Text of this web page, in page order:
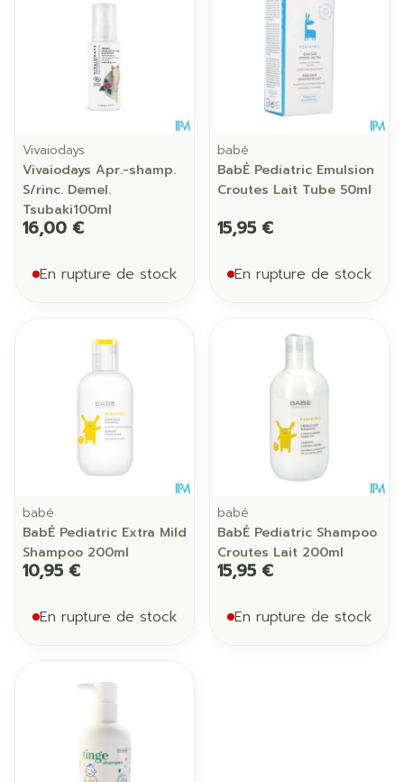
Vivaiodays
Vivaiodays Apr.-shamp.
S/rinc. Demel.
Tsubaki100ml
16,00 €
En rupture de stock
babé
BabÉ Pediatric Emulsion
Croutes Lait Tube 50ml
15,95 €
En rupture de stock
babé
BabÉ Pediatric Extra Mild
Shampoo 200ml
10,95 €
En rupture de stock
babé
BabÉ Pediatric Shampoo
Croutes Lait 200ml
15,95 €
En rupture de stock